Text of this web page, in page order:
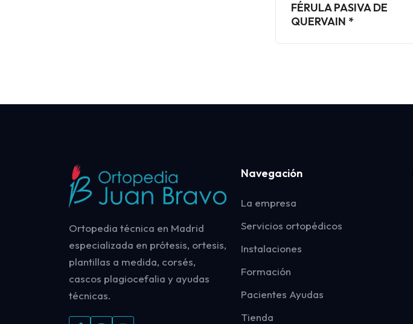
FÉRULA PASIVA DE
QUERVAIN *
Ortopedia técnica en Madrid
especializada en prótesis, ortesis,
plantillas a medida, corsés,
cascos plagiocefalia y ayudas
técnicas.
Navegación
La empresa
Servicios ortopédicos
Instalaciones
Formación
Pacientes Ayudas
Tienda